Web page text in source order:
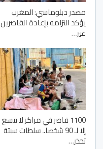
مصدر دبلوماسي: المغرب
يؤكد التزامه بإعادة القاصرين
غير…
1100 قاصر في مراكز لا تتسع
إلا لـ 90 شخصا.. سلطات سبتة
تحذر…